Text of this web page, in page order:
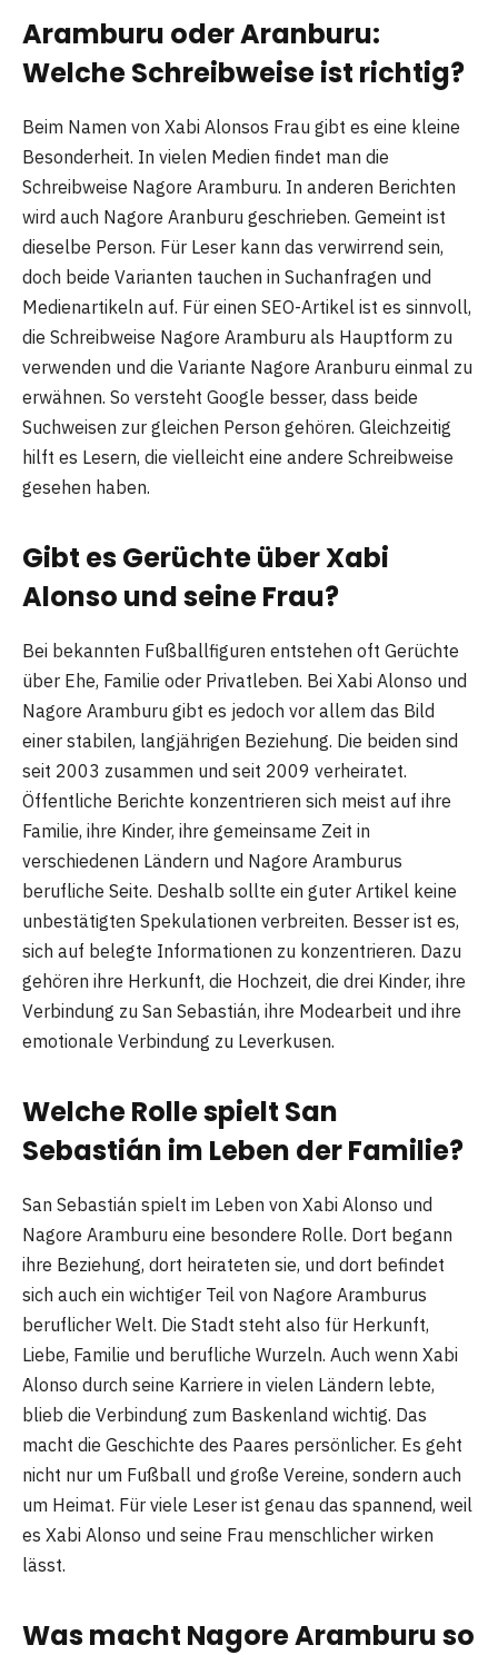
Aramburu oder Aranburu:
Welche Schreibweise ist richtig?
Beim Namen von Xabi Alonsos Frau gibt es eine kleine
Besonderheit. In vielen Medien findet man die
Schreibweise Nagore Aramburu. In anderen Berichten
wird auch Nagore Aranburu geschrieben. Gemeint ist
dieselbe Person. Für Leser kann das verwirrend sein,
doch beide Varianten tauchen in Suchanfragen und
Medienartikeln auf. Für einen SEO-Artikel ist es sinnvoll,
die Schreibweise Nagore Aramburu als Hauptform zu
verwenden und die Variante Nagore Aranburu einmal zu
erwähnen. So versteht Google besser, dass beide
Suchweisen zur gleichen Person gehören. Gleichzeitig
hilft es Lesern, die vielleicht eine andere Schreibweise
gesehen haben.
Gibt es Gerüchte über Xabi
Alonso und seine Frau?
Bei bekannten Fußballfiguren entstehen oft Gerüchte
über Ehe, Familie oder Privatleben. Bei Xabi Alonso und
Nagore Aramburu gibt es jedoch vor allem das Bild
einer stabilen, langjährigen Beziehung. Die beiden sind
seit 2003 zusammen und seit 2009 verheiratet.
Öffentliche Berichte konzentrieren sich meist auf ihre
Familie, ihre Kinder, ihre gemeinsame Zeit in
verschiedenen Ländern und Nagore Aramburus
berufliche Seite. Deshalb sollte ein guter Artikel keine
unbestätigten Spekulationen verbreiten. Besser ist es,
sich auf belegte Informationen zu konzentrieren. Dazu
gehören ihre Herkunft, die Hochzeit, die drei Kinder, ihre
Verbindung zu San Sebastián, ihre Modearbeit und ihre
emotionale Verbindung zu Leverkusen.
Welche Rolle spielt San
Sebastián im Leben der Familie?
San Sebastián spielt im Leben von Xabi Alonso und
Nagore Aramburu eine besondere Rolle. Dort begann
ihre Beziehung, dort heirateten sie, und dort befindet
sich auch ein wichtiger Teil von Nagore Aramburus
beruflicher Welt. Die Stadt steht also für Herkunft,
Liebe, Familie und berufliche Wurzeln. Auch wenn Xabi
Alonso durch seine Karriere in vielen Ländern lebte,
blieb die Verbindung zum Baskenland wichtig. Das
macht die Geschichte des Paares persönlicher. Es geht
nicht nur um Fußball und große Vereine, sondern auch
um Heimat. Für viele Leser ist genau das spannend, weil
es Xabi Alonso und seine Frau menschlicher wirken
lässt.
Was macht Nagore Aramburu so